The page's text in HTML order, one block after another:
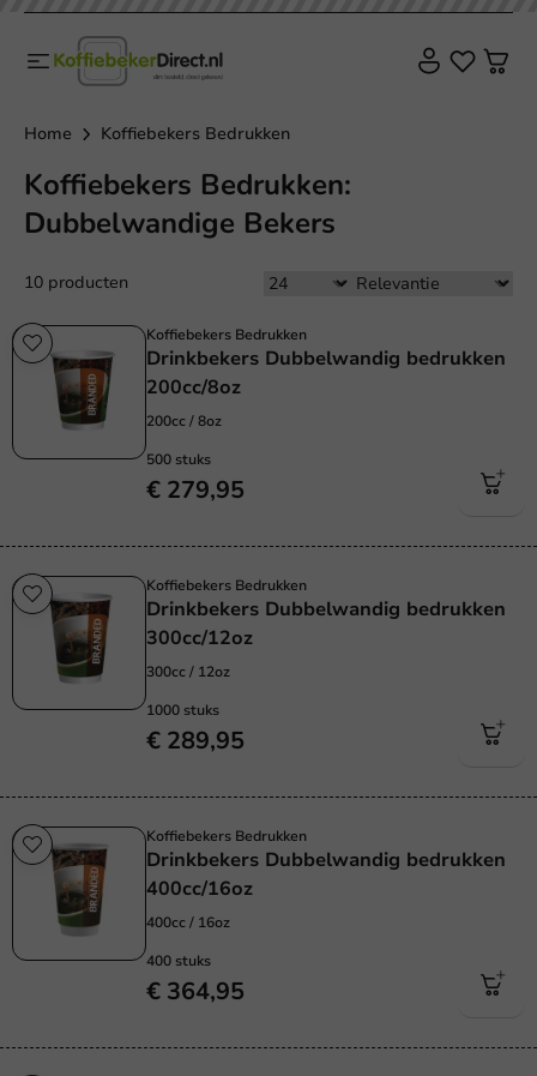
Home Koffiebekers Bedrukken
Koffiebekers Bedrukken:
Dubbelwandige Bekers
10 producten
Koffiebekers Bedrukken
Drinkbekers Dubbelwandig bedrukken
200cc/8oz
200cc / 8oz
500 stuks
€ 279,95
Koffiebekers Bedrukken
Drinkbekers Dubbelwandig bedrukken
300cc/12oz
300cc / 12oz
1000 stuks
€ 289,95
Koffiebekers Bedrukken
Drinkbekers Dubbelwandig bedrukken
400cc/16oz
400cc / 16oz
400 stuks
€ 364,95